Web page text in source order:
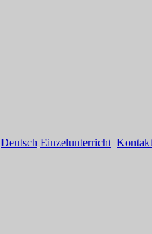
Deutsch Einzelunterricht Kontakt